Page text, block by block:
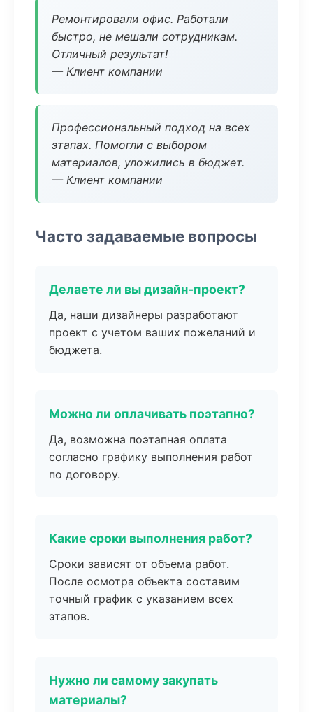
Ремонтировали офис. Работали
быстро, не мешали сотрудникам.
Отличный результат!
— Клиент компании
Профессиональный подход на всех
этапах. Помогли с выбором
материалов, уложились в бюджет.
— Клиент компании
Часто задаваемые вопросы
Делаете ли вы дизайн-проект?
Да, наши дизайнеры разработают
проект с учетом ваших пожеланий и
бюджета.
Можно ли оплачивать поэтапно?
Да, возможна поэтапная оплата
согласно графику выполнения работ
по договору.
Какие сроки выполнения работ?
Сроки зависят от объема работ.
После осмотра объекта составим
точный график с указанием всех
этапов.
Нужно ли самому закупать
материалы?